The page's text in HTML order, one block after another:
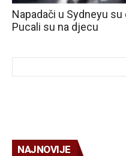
Napadači u Sydneyu
Pucali su na djecu
NAJNOVIJE